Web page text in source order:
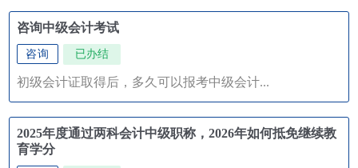
咨询中级会计考试
咨询 已办结
初级会计证取得后，多久可以报考中级会计...
2025年度通过两科会计中级职称，2026年如何抵免继续教
育学分